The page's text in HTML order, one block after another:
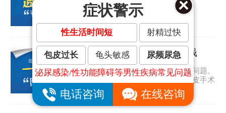
大连做包皮手术哪家医院好
大连割包皮手术要多少钱
包皮过长是许多男人都会遇到的问题。
那包皮怎么会太长呢？大连割包皮手术
要多少钱？...
症状警示
性生活时间短 射精过快
包皮过长 龟头敏感
尿频尿急
泌尿感染/性功能障碍等男性疾病常见问题
电话咨询 在线咨询